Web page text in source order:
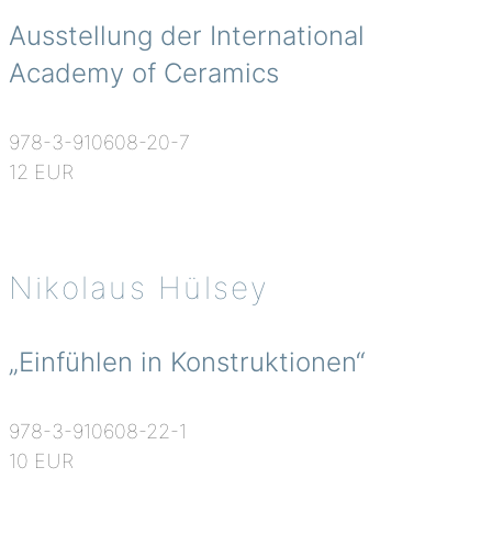
Ausstellung der International
Academy of Ceramics
978-3-910608-20-7
12 EUR
Nikolaus Hülsey
„Einfühlen in Konstruktionen“
978-3-910608-22-1
10 EUR